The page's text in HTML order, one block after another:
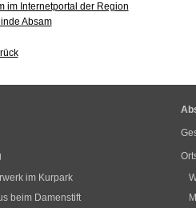
im Internetportal der Region
Absam
im Kurpark
beim Damenstift